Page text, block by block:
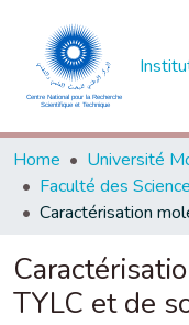
Home
TYLC et de